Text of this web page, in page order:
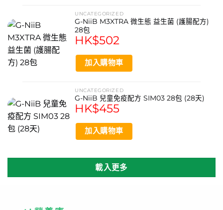
UNCATEGORIZED
G-NiiB M3XTRA 微生態 益生菌 (護腸配方)
28包
HK$502
加入購物車
UNCATEGORIZED
G-NiiB 兒童免疫配方 SIM03 28包 (28天)
HK$455
加入購物車
載入更多